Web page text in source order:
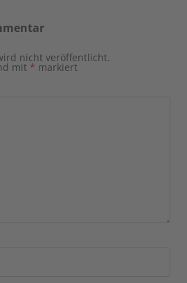
nicht veröffentlicht.
mit * markiert